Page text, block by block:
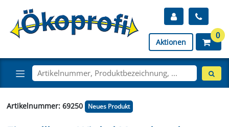
Aktionen
0
Artikelnummer: 69250 Neues Produkt